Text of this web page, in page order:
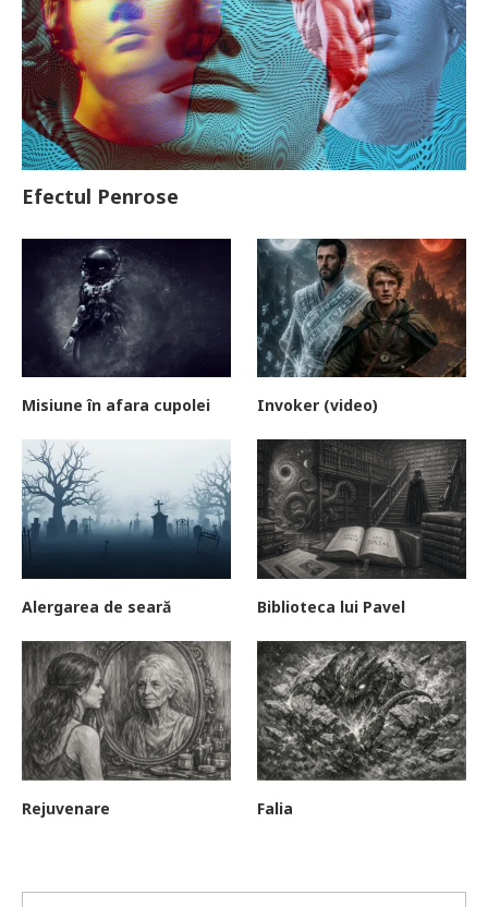
Efectul Penrose
Misiune în afara cupolei Invoker (video)
Alergarea de seară Biblioteca lui Pavel
Rejuvenare Falia